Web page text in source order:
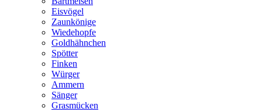
Eisvögel
Zaunkönige
Wiedehopfe
Goldhähnchen
Spötter
Finken
Würger
Ammern
Sänger
Grasmücken